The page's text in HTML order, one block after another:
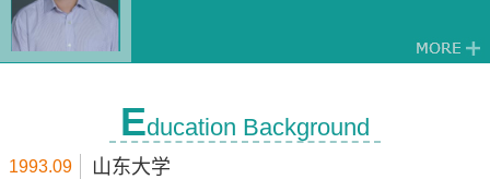
Education Background
1993.09 山东大学